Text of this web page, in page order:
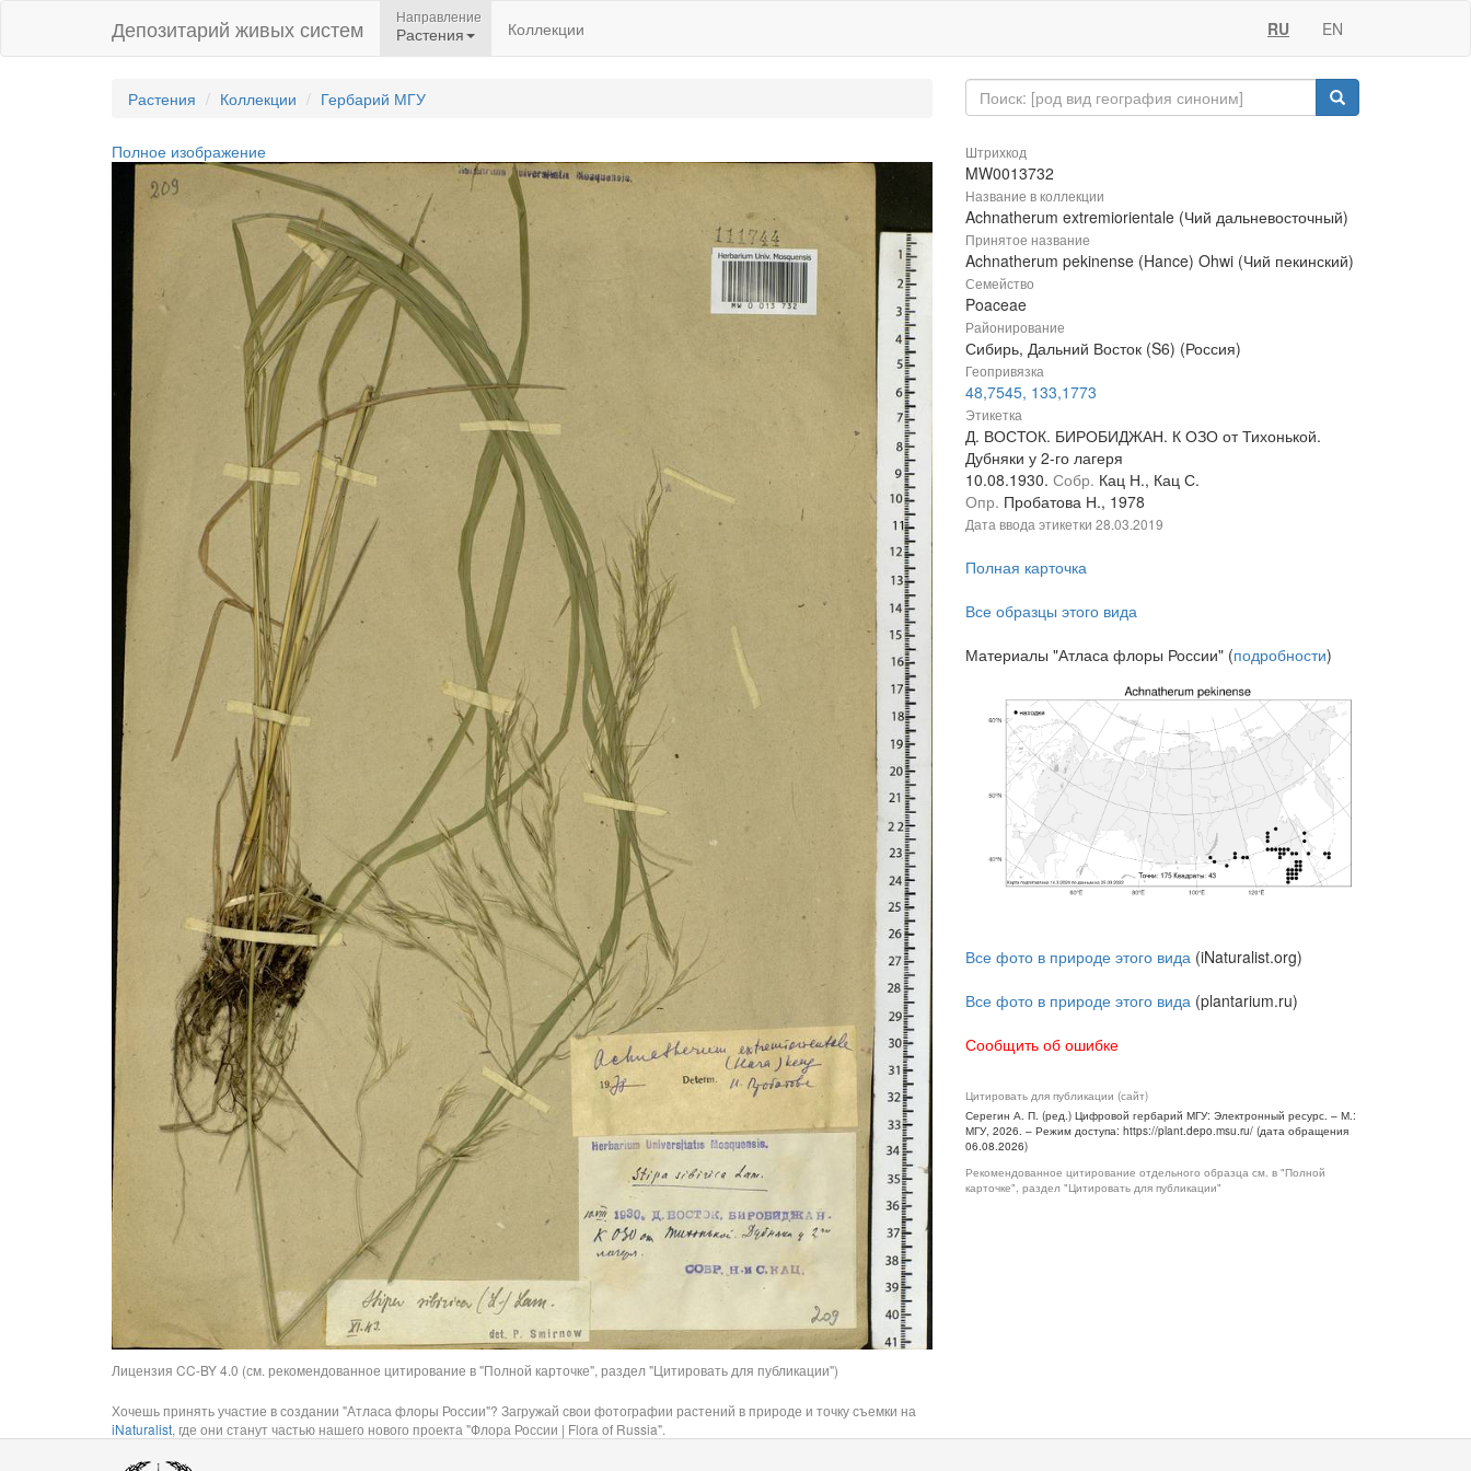
Депозитарий живых систем Направление
Растения Коллекции RU EN
Растения Коллекции Гербарий МГУ
Полное изображение
Лицензия CC-BY 4.0 (см. рекомендованное цитирование в "Полной карточке", раздел "Цитировать для публикации")
Хочешь принять участие в создании "Атласа флоры России"? Загружай свои фотографии растений в природе и точку съемки на
iNaturalist, где они станут частью нашего нового проекта "Флора России | Flora of Russia".
Штрихкод
MW0013732
Название в коллекции
Achnatherum extremiorientale (Чий дальневосточный)
Принятое название
Achnatherum pekinense (Hance) Ohwi (Чий пекинский)
Семейство
Poaceae
Районирование
Сибирь, Дальний Восток (S6) (Россия)
Геопривязка
48,7545, 133,1773
Этикетка
Д. ВОСТОК. БИРОБИДЖАН. К ОЗО от Тихонькой.
Дубняки у 2-го лагеря
10.08.1930. Собр. Кац Н., Кац С.
Опр. Пробатова Н., 1978
Дата ввода этикетки 28.03.2019
Полная карточка
Все образцы этого вида
Материалы "Атласа флоры России" (подробности)
Все фото в природе этого вида (iNaturalist.org)
Все фото в природе этого вида (plantarium.ru)
Сообщить об ошибке
Цитировать для публикации (сайт)
Серегин А. П. (ред.) Цифровой гербарий МГУ: Электронный ресурс. – М.:
МГУ, 2026. – Режим доступа: https://plant.depo.msu.ru/ (дата обращения
06.08.2026)
Рекомендованное цитирование отдельного образца см. в "Полной
карточке", раздел "Цитировать для публикации"